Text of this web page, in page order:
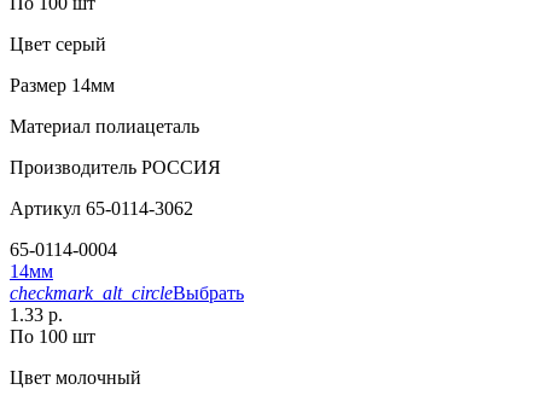
Цвет серый
Размер 14мм
Материал полиацеталь
Производитель РОССИЯ
Артикул 65-0114-3062
65-0114-0004
14мм
checkmark_alt_circleВыбрать
1.33 р.
По 100 шт
Цвет молочный